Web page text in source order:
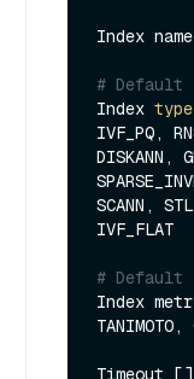
Index
#
Index type
IVF_PQ,
DISKANN,
SCANN,
IVF_FLAT
#
Index